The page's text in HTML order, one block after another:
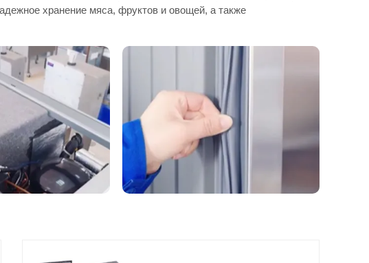
хранение мяса, фруктов и овощей, а также